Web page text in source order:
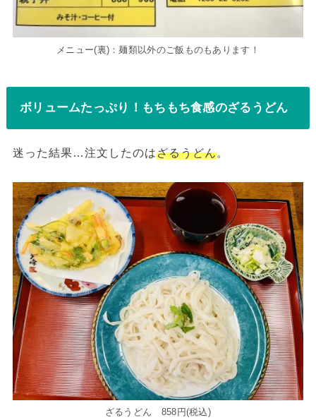
メニュー(裏)：麺類以外のご飯ものもあります！
ボリュームたっぷり！もちもち食感のざるうどん
迷った結果…注文したのはざるうどん。
ざるうどん 858円(税込)